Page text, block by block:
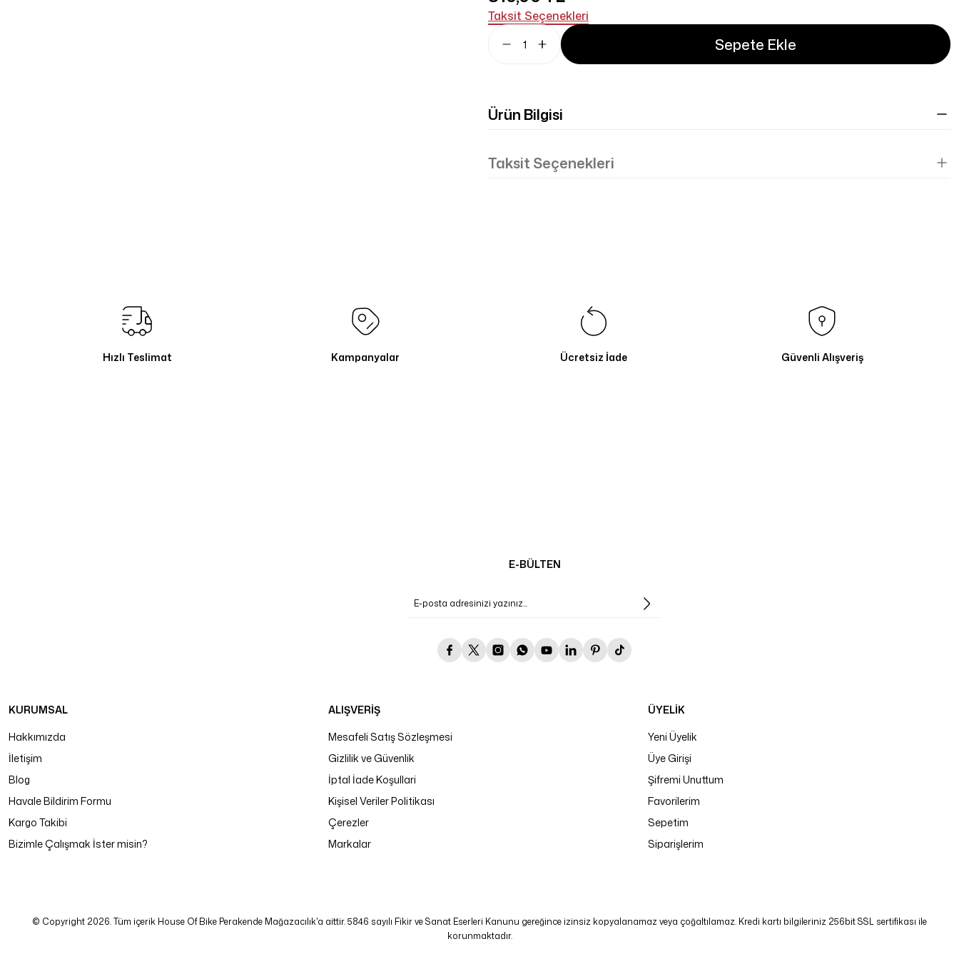
Taksit Seçenekleri
Sepete Ekle
Ürün Bilgisi
Taksit Seçenekleri
Hızlı Teslimat Kampanyalar Ücretsiz İade Güvenli Alışveriş
E-BÜLTEN
KURUMSAL
Hakkımızda
İletişim
Blog
Havale Bildirim Formu
Kargo Takibi
Bizimle Çalışmak İster misin?
ALIŞVERİŞ
Mesafeli Satış Sözleşmesi
Gizlilik ve Güvenlik
İptal İade Koşullari
Kişisel Veriler Politikası
Çerezler
Markalar
ÜYELİK
Yeni Üyelik
Üye Girişi
Şifremi Unuttum
Favorilerim
Sepetim
Siparişlerim
© Copyright 2026. Tüm içerik House Of Bike Perakende Mağazacılık'a aittir. 5846 sayılı Fikir ve Sanat Eserleri Kanunu gereğince izinsiz kopyalanamaz veya çoğaltılamaz. Kredi kartı bilgileriniz 256bit SSL sertifikası ile
korunmaktadır.